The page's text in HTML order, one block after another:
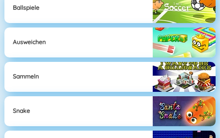
Ballspiele
Ausweichen
Sammeln
Snake